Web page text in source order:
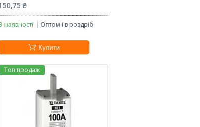
₴
наявності Оптом і в роздріб
Купити
Топ продаж